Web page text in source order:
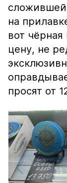
на
вот
цену, не
просят от